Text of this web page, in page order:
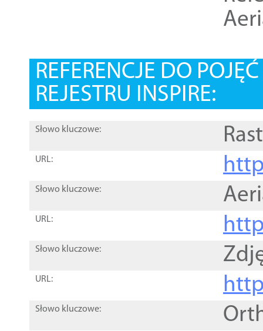
REFERENCJE DO
REJESTRU INSPIRE:
Słowo kluczowe:
URL:
Słowo kluczowe:
URL:
Słowo kluczowe:
URL:
Słowo kluczowe: